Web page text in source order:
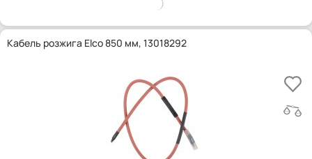
Кабель розжига Elco 850 мм, 13018292